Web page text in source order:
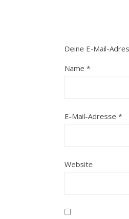
Deine E-Mail-
Name *
E-Mail-Adresse *
Website